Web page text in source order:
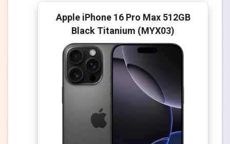
Apple iPhone 16 Pro Max 512GB
Black Titanium (MYX03)